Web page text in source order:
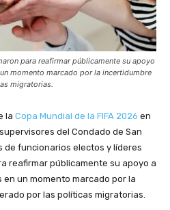
para reafirmar públicamente su apoyo
momento marcado por la incertidumbre
migratorias.
la Copa Mundial de la FIFA 2026 en
del Condado de San
de funcionarios electos y líderes
reafirmar públicamente su apoyo a
un momento marcado por la
por las políticas migratorias.